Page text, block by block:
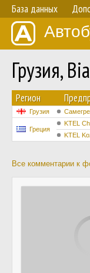
База данных
Грузия,
Регион
Грузия
Греция
ΚΤΕL
ΚΤΕL
Все комментарии к